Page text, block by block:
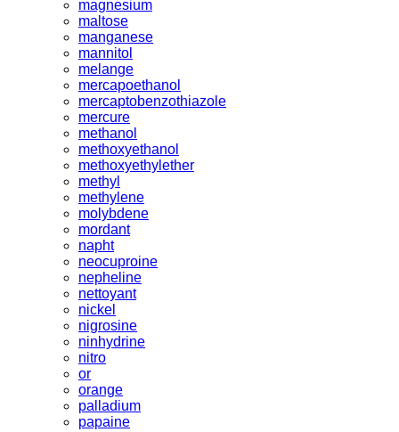
magnesium
maltose
manganese
mannitol
melange
mercapoethanol
mercaptobenzothiazole
mercure
methanol
methoxyethanol
methoxyethylether
methyl
methylene
molybdene
mordant
napht
neocuproine
nepheline
nettoyant
nickel
nigrosine
ninhydrine
nitro
or
orange
palladium
papaine